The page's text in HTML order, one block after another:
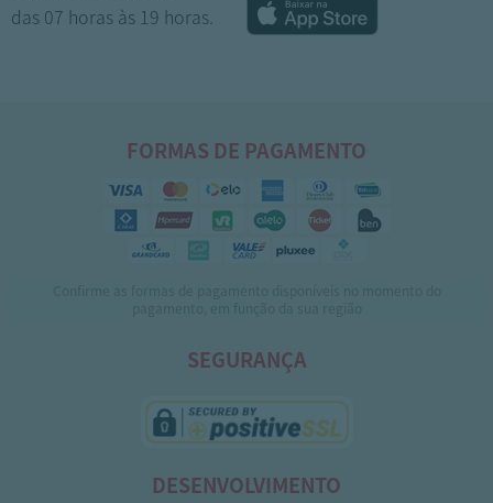
das 07 horas às 19 horas.
FORMAS DE PAGAMENTO
SEGURANÇA
DESENVOLVIMENTO